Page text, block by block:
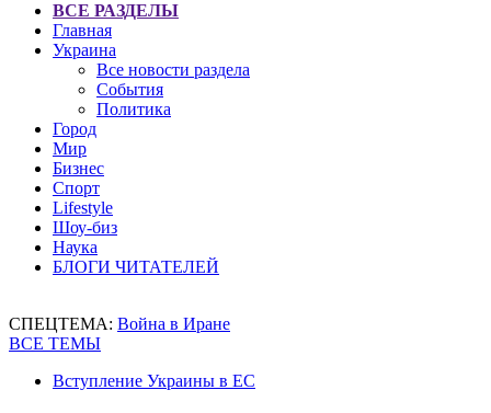
ВСЕ РАЗДЕЛЫ
Главная
Украина
Все новости раздела
События
Политика
Город
Мир
Бизнес
Спорт
Lifestyle
Шоу-биз
Наука
БЛОГИ ЧИТАТЕЛЕЙ
СПЕЦТЕМА: Война в Иране
ВСЕ ТЕМЫ
Вступление Украины в ЕС